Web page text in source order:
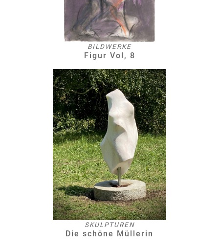
BILDWERKE
Figur Vol, 8
SKULPTUREN
Die schöne Müllerin